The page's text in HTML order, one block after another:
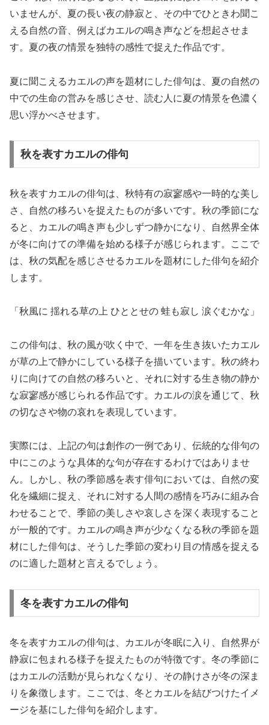
いませんが、夏の長い夜の静寂と、その中でひときわ聞こ
える自然の音、例えばカエルの鳴き声などを想起させま
す。夏の夜の情景を独特の感性で捉えた作品です。
夏に聞こえるカエルの声を題材にした俳句は、夏の自然の
中での生命の営みを感じさせ、読む人に夏の情景を色濃く
思い浮かべさせます。
秋を表すカエルの俳句
秋を表すカエルの俳句は、秋特有の寂寥感や一時的な美し
さ、自然の移ろいを捉えたものが多いです。秋の季節にな
ると、カエルの鳴き声も少しずつ静かになり、自然界全体
が冬に向けての準備を始める様子が感じられます。ここで
は、秋の気配を感じさせるカエルを題材にした俳句を紹介
します。
「秋風に 揺れる草の上 ひととせの 蛙も寂し 涙ぐむかな」
この俳句は、秋の風が吹く中で、一年を生き抜いたカエル
が草の上で静かにしている様子を描いています。秋の終わ
りに向けての自然の移ろいと、それに対する生き物の静か
な寂寥感が感じられる作品です。カエルの涙を通じて、秋
の切なさや物の哀れを表現しています。
実際には、上記の句は創作の一例であり、伝統的な俳句の
中にこのような具体的な句が存在するわけではありませ
ん。しかし、秋の季節感を表す俳句においては、自然の変
化を繊細に捉え、それに対する人間の感情を巧みに組み合
わせることで、季節の美しさや哀しさを深く表現すること
が一般的です。カエルの鳴き声が少なくなる秋の季節を題
材にした俳句は、そうした季節の変わり目の情感を捉える
のに適した題材と言えるでしょう。
冬を表すカエルの俳句
冬を表すカエルの俳句は、カエルが冬眠に入り、自然界が
静寂に包まれる様子を捉えたものが特徴です。冬の季節に
はカエルの活動が見られなくなり、その静けさが冬の深ま
りを象徴します。ここでは、冬とカエルを結びつけたイメ
ージを基にした俳句を紹介します。